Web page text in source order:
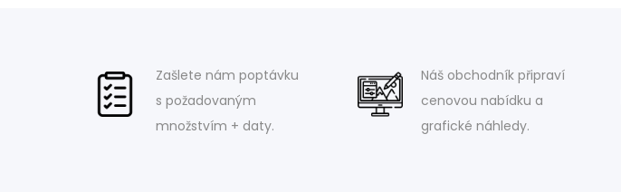
Zašlete nám poptávku
s požadovaným
množstvím + daty.
Náš obchodník připraví
cenovou nabídku a
grafické náhledy.